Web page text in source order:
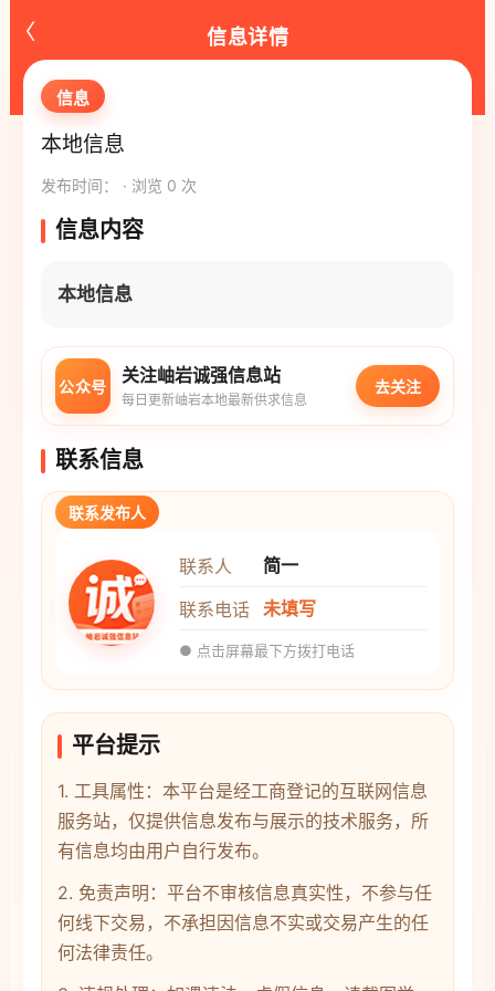
‹ 信息详情
信息
本地信息
发布时间： · 浏览 0 次
信息内容
本地信息
公众号
关注岫岩诚强信息站
每日更新岫岩本地最新供求信息
去关注
联系信息
联系发布人
联系人
简一
联系电话 未填写
● 点击屏幕最下方拨打电话
平台提示
1. 工具属性：本平台是经工商登记的互联网信息
服务站，仅提供信息发布与展示的技术服务，所
有信息均由用户自行发布。
2. 免责声明：平台不审核信息真实性，不参与任
何线下交易，不承担因信息不实或交易产生的任
何法律责任。